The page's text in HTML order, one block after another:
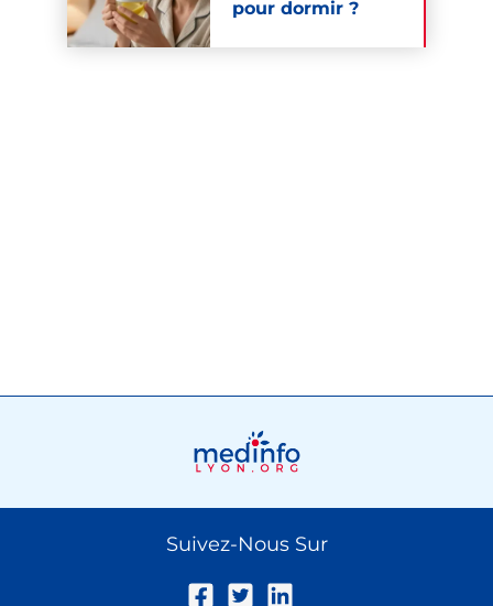
pour dormir ?
Suivez-Nous Sur